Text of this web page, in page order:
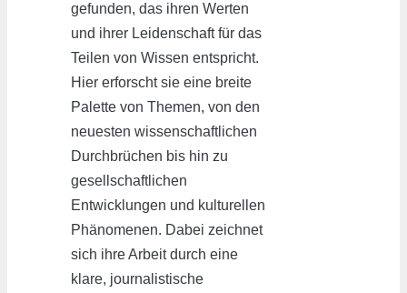
gefunden, das ihren Werten
und ihrer Leidenschaft für das
Teilen von Wissen entspricht.
Hier erforscht sie eine breite
Palette von Themen, von den
neuesten wissenschaftlichen
Durchbrüchen bis hin zu
gesellschaftlichen
Entwicklungen und kulturellen
Phänomenen. Dabei zeichnet
sich ihre Arbeit durch eine
klare, journalistische